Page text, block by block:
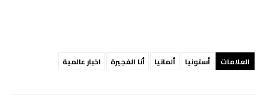
العلامات أستونيا ألمانيا أنا الفجيرة اخبار عالمية